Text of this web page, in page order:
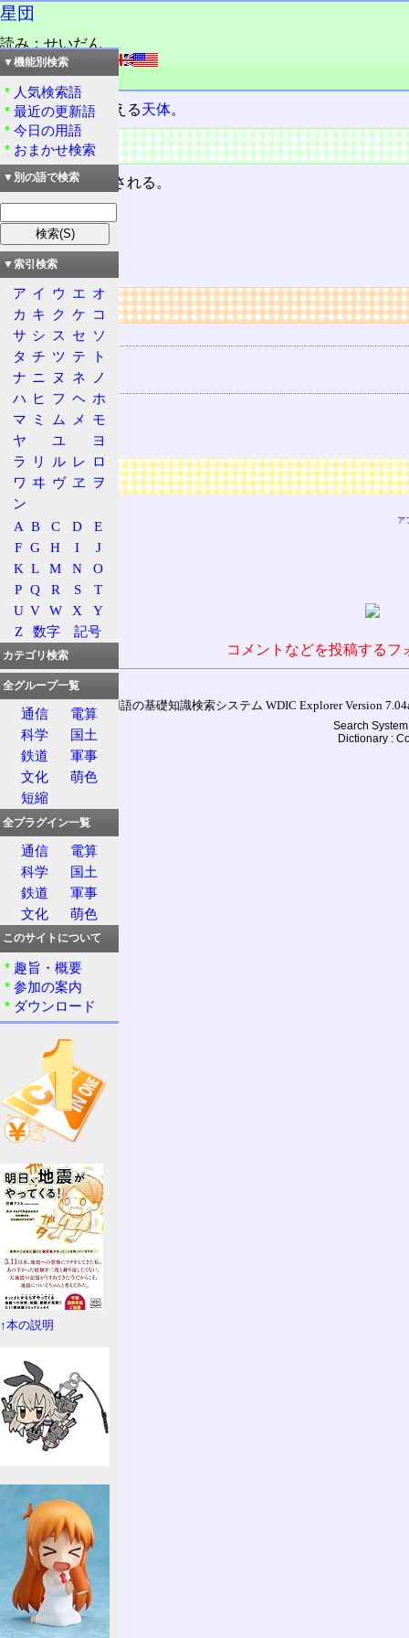
星団
読み：せいだん
外語：star cluster
品詞：名詞
星が集まって見える天体。
概要
次のように分類される。
球状星団
散開星団
リンク
用語の所属
天体
関連する用語
星雲
広告
ア
コメントなどを投稿する
通信用語の基礎知識検索システム WDIC Explorer Version
Search
Dictionary :
▼機能別検索
人気検索語
最近の更新語
今日の用語
おまかせ検索
▼別の語で検索
▼索引検索
ア イ ウ エ オ
カ キ ク ケ コ
サ シ ス セ ソ
タ チ ツ テ
ト
ナ ニ ヌ ネ
ノ
ハ ヒ フ ヘ ホ
マ ミ ム メ
モ
ヤ
ユ
ヨ
ラ
リ ル レ ロ
ワ ヰ ヴ ヱ
ヲ
ン
A B C D
E
F G H I
J
K L M N
O
P Q R S
T
U V W X
Y
Z
数字 記号
カテゴリ検索
全グループ一覧
通信
電算
科学
国土
鉄道
軍事
文化
萌色
短縮
全プラグイン一覧
通信
電算
科学
国土
鉄道
軍事
文化
萌色
このサイトについて
趣旨・概要
参加の案内
ダウンロード
↑本の説明